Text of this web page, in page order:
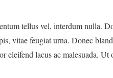
tellus vel, interdum nulla.
vitae feugiat urna. Donec
eleifend lacus ac malesuada. Ut